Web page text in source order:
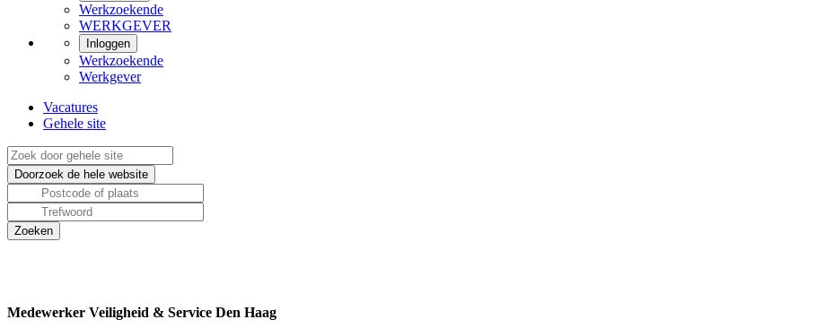
Werkzoekende
WERKGEVER
Inloggen
Werkzoekende
Werkgever
Vacatures
Gehele site
Medewerker Veiligheid & Service Den Haag